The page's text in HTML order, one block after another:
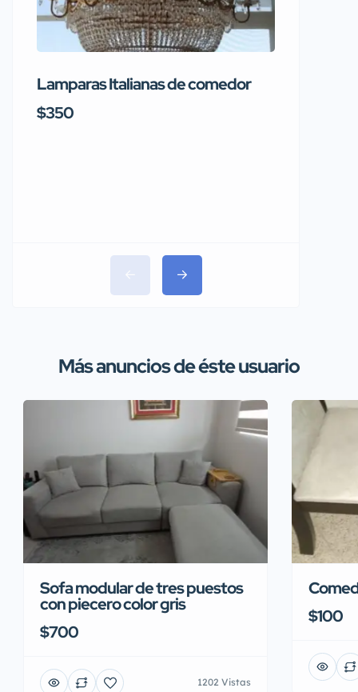
Lamparas Italianas de comedor
$350
Más anuncios de éste usuario
Sofa modular de tres puestos
con piecero color gris
$700
1202 Vistas
$100